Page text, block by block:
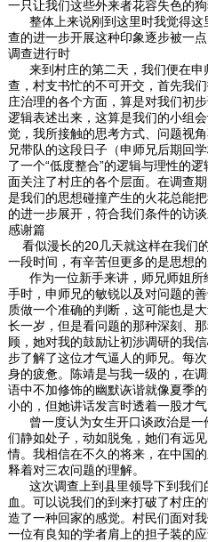
一只让我们这些外来者花容失色的
整体上来说刚到这里时我觉得这
查的进一步开展这种印象逐步被一
调查进行时
来到村庄的第二天，我们便在申
查，村支书忙的不可开交，首先我
庄治理的各个方面，算是对我们初
逻辑表述出来，这算是我们的小组
觉，我所接触的思考方式、问题视
兄带队的这段日子（申师兄后期回
了一个“低度整合”的逻辑与理性的
面关注了村庄的各个层面。在调查
是我们的思想碰撞产生的火花总能
的进一步展开，符合我们条件的访
感谢篇
看似漫长的20几天就这样在我们
一段时间，有辛苦但更多的是思想
作为一位新手来讲，师兄师姐所
手时，申师兄的敏锐以及对问题的
质做一个准确的判断，这可能也是
长一岁，但是看问题的那种深刻、
顾，她对我的鼓励让初涉调研的我
步了解了这位才气逼人的师兄。每
身的疲惫。陈靖是与我一级的，在
语中不加修饰的幽默诙谐就像夏季
小的，但她讲话发言时透着一股才
曾一度认为女生开口谈政治是一
们静如处子，动如脱兔，她们有远
情。我相信在不久的将来，在中国
释着对三农问题的理解。
这次调查上到县里领导下到我们
血。可以说我们的到来打破了村庄
造了一种回家的感觉。村民们面对
一位有良知的学者肩上的担子装的